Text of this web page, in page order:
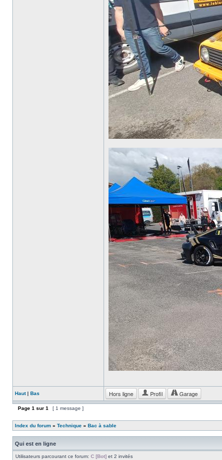
Haut| Bas Hors ligne Profil Garage
Page 1 sur 1 [ 1 message ]
Index du forum » Technique » Bac à sable
Qui est en ligne
Utilisateurs parcourant ce forum: C [Bot] et 2 invités